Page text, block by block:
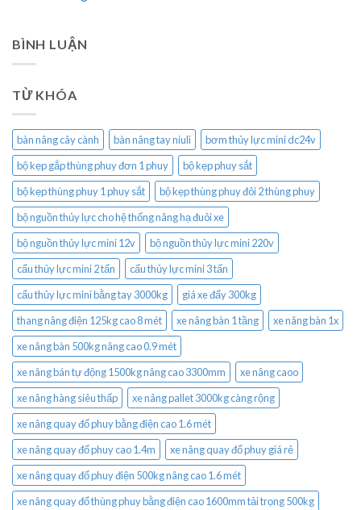
BÌNH LUẬN
TỪ KHÓA
bàn nâng cây cành bàn nâng tay niuli
bơm thủy lực mini dc24v
bộ kẹp gắp thùng phuy đơn 1 phuy
bộ kẹp phuy sắt
bộ kẹp thùng phuy 1 phuy sắt
bộ kẹp thùng phuy đôi 2 thùng phuy
bộ nguồn thủy lực cho hệ thống nâng hạ đuôi xe
bộ nguồn thủy lực mini 12v
bộ nguồn thủy lực mini 220v
cẩu thủy lực mini 2 tấn
cẩu thủy lực mini 3 tấn
cẩu thủy lực mini bằng tay 3000kg
giá xe đẩy 300kg
thang nâng điện 125kg cao 8 mét
xe nâng bàn 1 tầng
xe nâng bàn 1x
xe nâng bàn 500kg nâng cao 0.9 mét
xe nâng bán tự động 1500kg nâng cao 3300mm
xe nâng caoo
xe nâng hàng siêu thấp
xe nâng pallet 3000kg càng rộng
xe nâng quay đổ phuy bằng điện cao 1.6 mét
xe nâng quay đổ phuy cao 1.4m
xe nâng quay đổ phuy giá rẻ
xe nâng quay đổ phuy điện 500kg nâng cao 1.6 mét
xe nâng quay đổ thùng phuy bằng điện cao 1600mm tải trọng 500kg